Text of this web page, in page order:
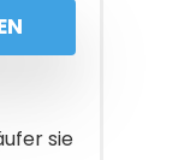
sie